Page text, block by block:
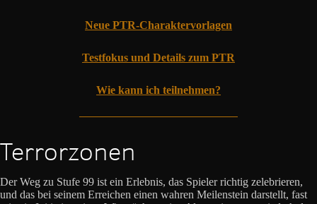
Neue PTR-Charaktervorlagen
Testfokus und Details zum PTR
Wie kann ich teilnehmen?
Terrorzonen
Der Weg zu Stufe 99 ist ein Erlebnis, das Spieler richtig zelebrieren,
und das bei seinem Erreichen einen wahren Meilenstein darstellt, fast